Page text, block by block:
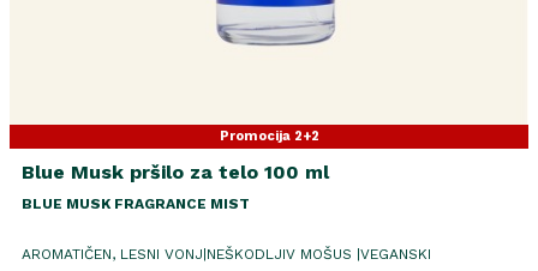
Promocija 2+2
Blue Musk pršilo za telo 100 ml
BLUE MUSK FRAGRANCE MIST
AROMATIČEN, LESNI VONJ|NEŠKODLJIV MOŠUS |VEGANSKI